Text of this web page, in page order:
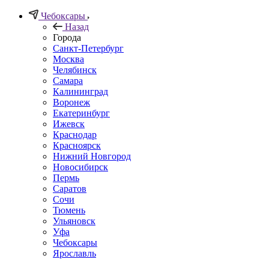
Чебоксары
Назад
Города
Санкт-Петербург
Москва
Челябинск
Самара
Калининград
Воронеж
Екатеринбург
Ижевск
Краснодар
Красноярск
Нижний Новгород
Новосибирск
Пермь
Саратов
Сочи
Тюмень
Ульяновск
Уфа
Чебоксары
Ярославль